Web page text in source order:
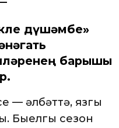
дүшәмбе»
барышы
— әлбәттә, язгы
Быелгы сезон